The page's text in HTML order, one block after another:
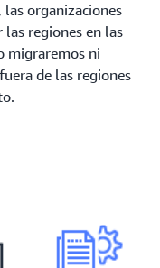
organizaciones
las regiones en las
migraremos ni
de las regiones